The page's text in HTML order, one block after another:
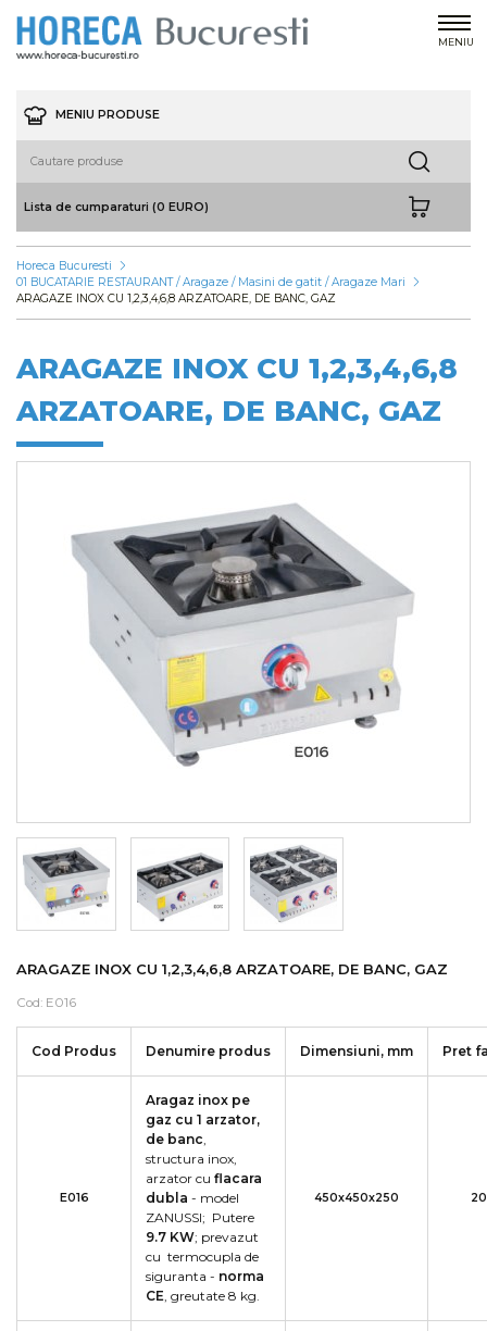
MENIU
MENIU PRODUSE
Lista de cumparaturi (0 EURO)
Horeca Bucuresti
01 BUCATARIE RESTAURANT / Aragaze / Masini de gatit / Aragaze Mari
ARAGAZE INOX CU 1,2,3,4,6,8 ARZATOARE, DE BANC, GAZ
ARAGAZE INOX CU 1,2,3,4,6,8
ARZATOARE, DE BANC, GAZ
ARAGAZE INOX CU 1,2,3,4,6,8 ARZATOARE, DE BANC, GAZ
Cod: E016
Cod Produs Denumire produs Dimensiuni, mm Pret
E016
Aragaz inox pe
gaz cu 1 arzator,
de banc,
structura inox,
arzator cu flacara
dubla - model
ZANUSSI; Putere
9.7 KW; prevazut
cu termocupla de
siguranta - norma
CE, greutate 8 kg.
450x450x250